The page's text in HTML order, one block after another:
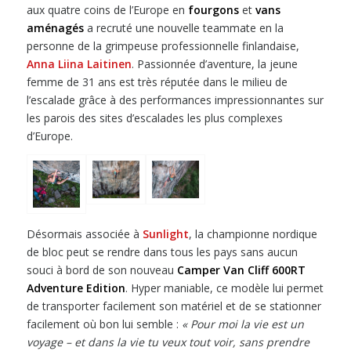
aux quatre coins de l’Europe en fourgonset vans
aménagésa recruté une nouvelle teammate en la
personne de la grimpeuse professionnelle finlandaise,
Anna Liina Laitinen. Passionnée d’aventure, la jeune
femme de 31 ans est très réputée dans le milieu de
l’escalade grâce à des performances impressionnantes sur
les parois des sites d’escalades les plus complexes
d’Europe.
Désormais associée à Sunlight, la championne nordique
de bloc peut se rendre dans tous les pays sans aucun
souci à bord de son nouveau Camper Van Cliff 600RT
Adventure Edition. Hyper maniable, ce modèle lui permet
de transporter facilement son matériel et de se stationner
facilement où bon lui semble : « Pour moi la vie est un
voyage – et dans la vie tu veux tout voir, sans prendre